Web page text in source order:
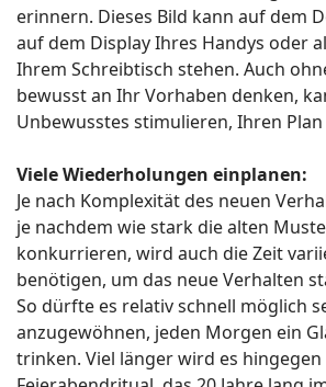
erinnern. Dieses Bild kann auf dem
auf dem Display Ihres Handys oder
Ihrem Schreibtisch stehen. Auch
bewusst an Ihr Vorhaben denken,
Unbewusstes stimulieren, Ihren
Viele Wiederholungen einplanen:
Je nach Komplexität des neuen
je nachdem wie stark die alten
konkurrieren, wird auch die Zeit
benötigen, um das neue Verhalten
So dürfte es relativ schnell möglich
anzugewöhnen, jeden Morgen ein
trinken. Viel länger wird es